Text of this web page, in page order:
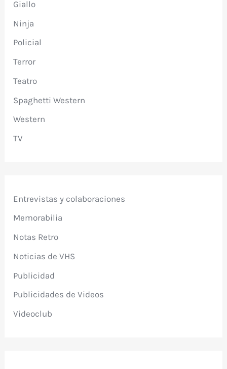
Giallo
Ninja
Policial
Terror
Teatro
Spaghetti Western
Western
TV
Entrevistas y colaboraciones
Memorabilia
Notas Retro
Noticias de VHS
Publicidad
Publicidades de Videos
Videoclub